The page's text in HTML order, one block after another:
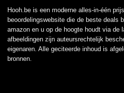
Hooh.be is een moderne alles-in-één
beoordelingswebsite die de beste deals
amazon en u op de hoogte houdt via de
afbeeldingen zijn auteursrechtelijk
eigenaren. Alle geciteerde inhoud is
bronnen.